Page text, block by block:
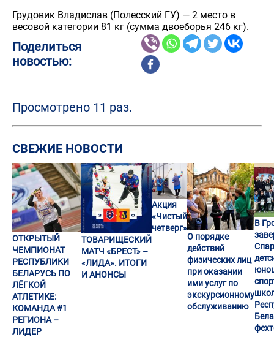
Грудовик Владислав (Полесский ГУ) — 2 место в
весовой категории 81 кг (сумма двоеборья 246 кг).
Поделиться
новостью:
Просмотрено 11 раз.
СВЕЖИЕ НОВОСТИ
ОТКРЫТЫЙ
ЧЕМПИОНАТ
РЕСПУБЛИКИ
БЕЛАРУСЬ ПО
ЛЁГКОЙ
АТЛЕТИКЕ:
КОМАНДА #1
РЕГИОНА –
ЛИДЕР
ТОВАРИЩЕСКИЙ
МАТЧ «БРЕСТ» –
«ЛИДА». ИТОГИ
И АНОНСЫ
Акция
«Чистый
четверг»
О порядке
действий
физических лиц
при оказании
ими услуг по
экскурсионному
обслуживанию
В